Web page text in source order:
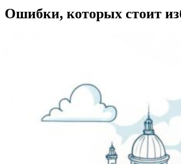
Ошибки, которых стоит